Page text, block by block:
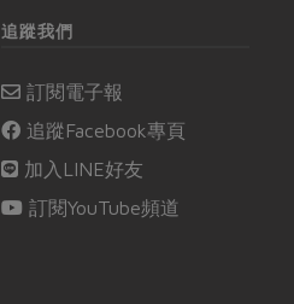
追蹤我們
訂閱電子報
追蹤Facebook專頁
加入LINE好友
訂閱YouTube頻道